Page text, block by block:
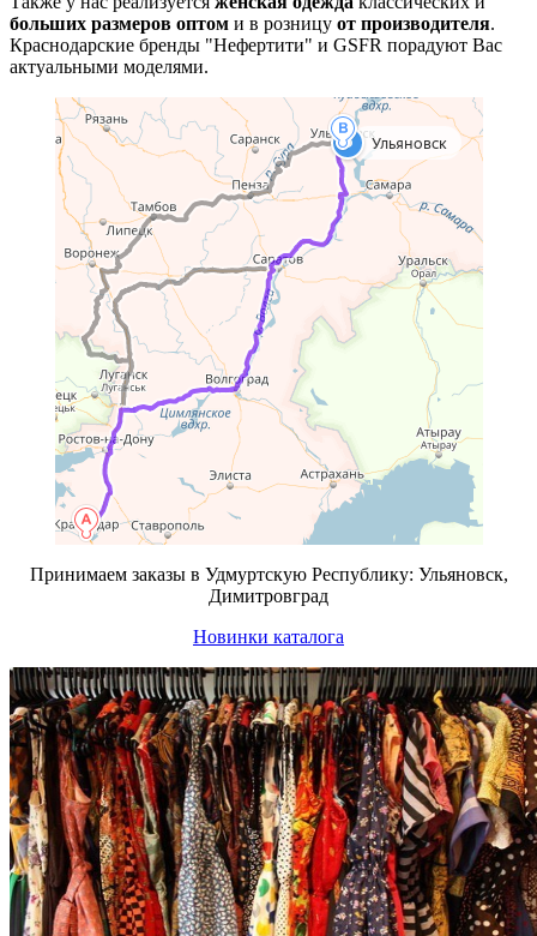
больших размеров оптом и в розницу от производителя.
Краснодарские бренды "Нефертити" и GSFR порадуют Вас
актуальными моделями.
Принимаем заказы в Удмуртскую Республику: Ульяновск,
Димитровград
Новинки каталога